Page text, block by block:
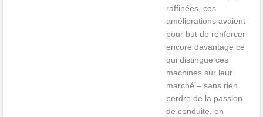
raffinées, ces
améliorations avaient
pour but de renforcer
encore davantage ce
qui distingue ces
machines sur leur
marché – sans rien
perdre de la passion
de conduite, en